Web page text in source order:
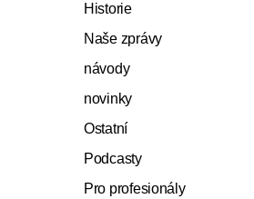
Historie
Naše zprávy
návody
novinky
Ostatní
Podcasty
Pro profesionály